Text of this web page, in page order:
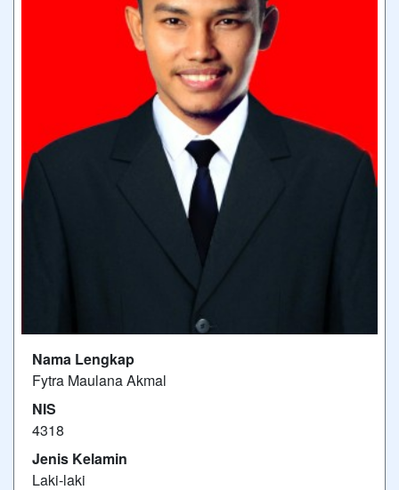
Nama Lengkap
Fytra Maulana Akmal
NIS
4318
Jenis Kelamin
Laki-laki